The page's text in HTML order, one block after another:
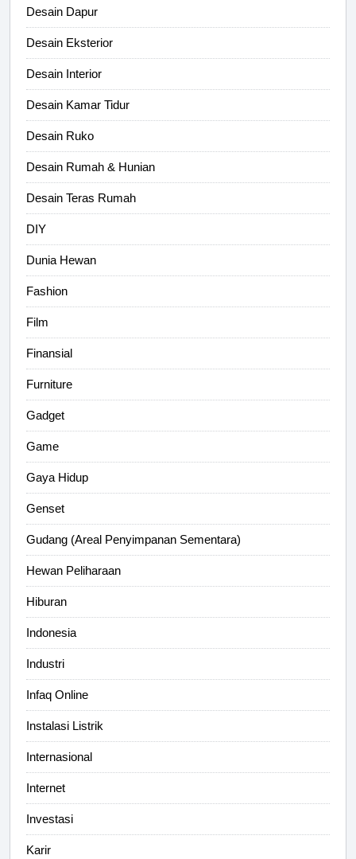
Desain Dapur
Desain Eksterior
Desain Interior
Desain Kamar Tidur
Desain Ruko
Desain Rumah & Hunian
Desain Teras Rumah
DIY
Dunia Hewan
Fashion
Film
Finansial
Furniture
Gadget
Game
Gaya Hidup
Genset
Gudang (Areal Penyimpanan Sementara)
Hewan Peliharaan
Hiburan
Indonesia
Industri
Infaq Online
Instalasi Listrik
Internasional
Internet
Investasi
Karir